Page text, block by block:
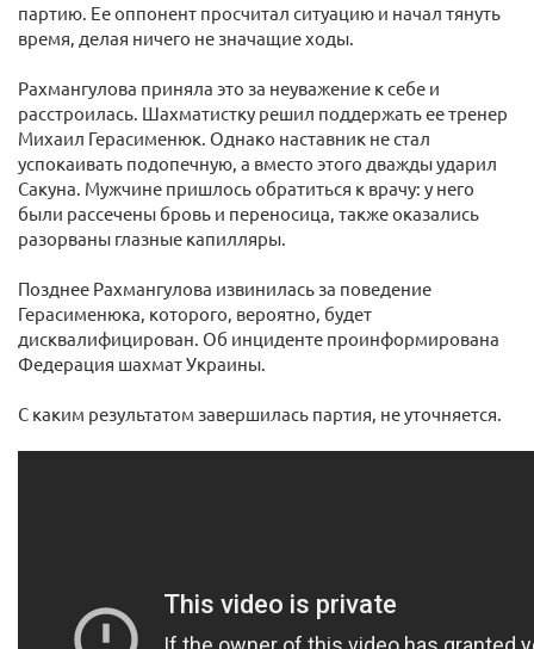
партию. Ее оппонент просчитал ситуацию и начал тянуть
время, делая ничего не значащие ходы.
Рахмангулова приняла это за неуважение к себе и
расстроилась. Шахматистку решил поддержать ее тренер
Михаил Герасименюк. Однако наставник не стал
успокаивать подопечную, а вместо этого дважды ударил
Сакуна. Мужчине пришлось обратиться к врачу: у него
были рассечены бровь и переносица, также оказались
разорваны глазные капилляры.
Позднее Рахмангулова извинилась за поведение
Герасименюка, которого, вероятно, будет
дисквалифицирован. Об инциденте проинформирована
Федерация шахмат Украины.
С каким результатом завершилась партия, не уточняется.